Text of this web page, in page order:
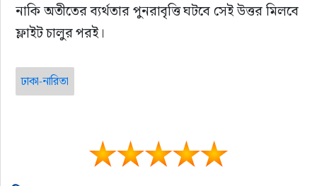
নাকি অতীতের ব্যর্থতার পুনরাবৃত্তি ঘটবে সেই উত্তর মিলবে
ফ্লাইট চালুর পরই।
ঢাকা-নারিতা